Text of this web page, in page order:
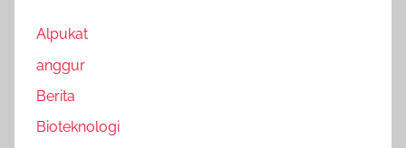
Alpukat
anggur
Berita
Bioteknologi